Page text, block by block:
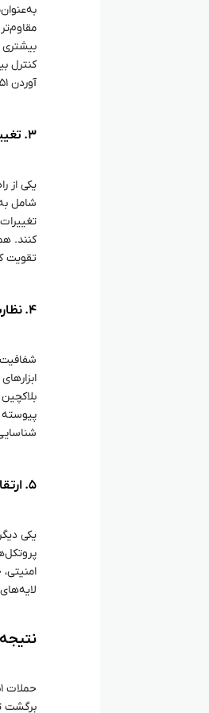
آوردن ۵۱% از قدرت پردازشی است.
۳. تغییرات منظم در پروتکل‌ های بلاکچین
شامل
کنند.
تقویت
۴. نظارت و شفافیت بیشتر
۵. ارتقاء سیستم‌ های امنیتی
برگشت